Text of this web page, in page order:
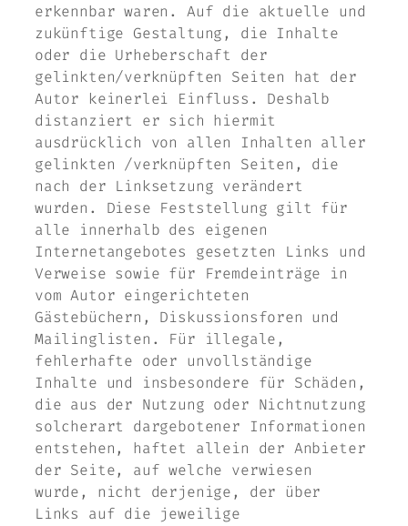
erkennbar waren. Auf die aktuelle und
zukünftige Gestaltung, die Inhalte
oder die Urheberschaft der
gelinkten/verknüpften Seiten hat der
Autor keinerlei Einfluss. Deshalb
distanziert er sich hiermit
ausdrücklich von allen Inhalten aller
gelinkten /verknüpften Seiten, die
nach der Linksetzung verändert
wurden. Diese Feststellung gilt für
alle innerhalb des eigenen
Internetangebotes gesetzten Links und
Verweise sowie für Fremdeinträge in
vom Autor eingerichteten
Gästebüchern, Diskussionsforen und
Mailinglisten. Für illegale,
fehlerhafte oder unvollständige
Inhalte und insbesondere für Schäden,
die aus der Nutzung oder Nichtnutzung
solcherart dargebotener Informationen
entstehen, haftet allein der Anbieter
der Seite, auf welche verwiesen
wurde, nicht derjenige, der über
Links auf die jeweilige